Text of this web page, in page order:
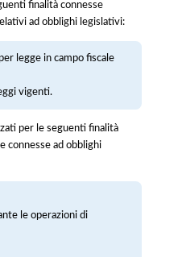
finalità connesse
ad obblighi legislativi:
legge in campo fiscale
vigenti.
per le seguenti finalità
connesse ad obblighi
le operazioni di